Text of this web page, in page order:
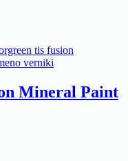
Mineral Paint